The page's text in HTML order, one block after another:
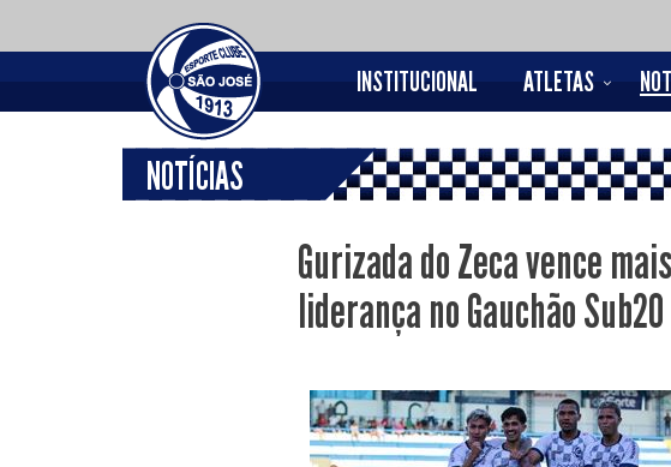
INSTITUCIONAL ATLETAS
NOTÍCIAS
Gurizada do Zeca vence
liderança no Gauchão Sub20